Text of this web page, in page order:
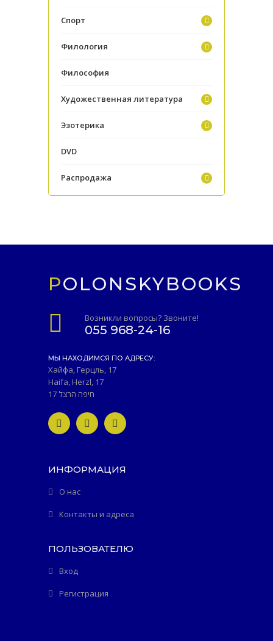
Спорт
Филология
Философия
Художественная литература
Эзотерика
DVD
Распродажа
POLONSKYBOOKS
Возникли вопросы? Звоните!
055 968-24-16
МЫ НАХОДИМСЯ ПО АДРЕСУ:
Хайфа, Герцль, 17
Haifa, Herzl, 17
חיפה הרצל 17
ИНФОРМАЦИЯ
О нас
Контакты и адреса
ПОЛЬЗОВАТЕЛЮ
Вход
Регистрация